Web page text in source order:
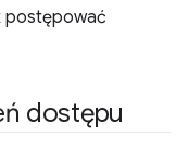
postępować
dostępu